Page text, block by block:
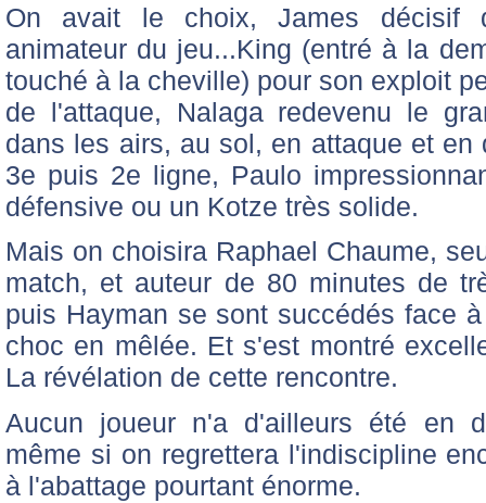
On avait le choix, James décisif
animateur du jeu...King (entré à la
touché à la cheville) pour son exploit
de l'attaque, Nalaga redevenu le
dans les airs, au sol, en attaque et en
3e puis 2e ligne, Paulo
défensive ou un Kotze très solide.
Mais on choisira Raphael Chaume,
match, et auteur de 80 minutes de
puis Hayman se sont succédés face
choc en mêlée. Et s'est montré
La révélation de cette rencontre.
Aucun joueur n'a d'ailleurs été en
même si on regrettera l'indiscipline
à l'abattage pourtant énorme.